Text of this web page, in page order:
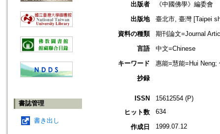
書誌管理
書き出し
出版者
《中國佛學》編委會
出版地
臺北市, 臺灣 [Taipei
資料の種類
期刊論文=Journal
言語
中文=Chinese
キーワード
惠能=慧能=Hui Neng;
抄録
ISSN
15612554 (P)
ヒット数
634
作成日 1999.07.12